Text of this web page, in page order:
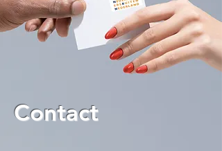
Contact